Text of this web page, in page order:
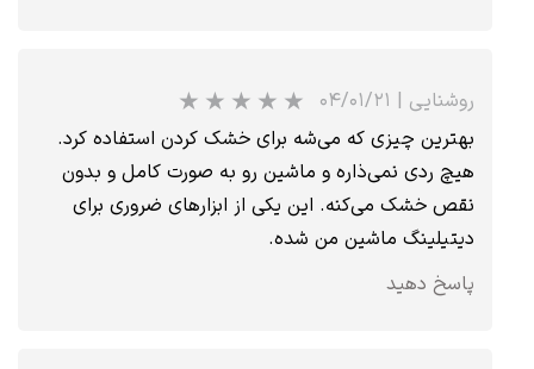
★
روشنایی | ۰۴/۰۱/۲۱
بهترین چیزی که می‌شه برای خشک کردن استفاده کرد.
هیچ ردی نمی‌ذاره و ماشین رو به صورت کامل و بدون
نقص خشک می‌کنه. این یکی از ابزارهای ضروری برای
دیتیلینگ ماشین من شده.
پاسخ دهید